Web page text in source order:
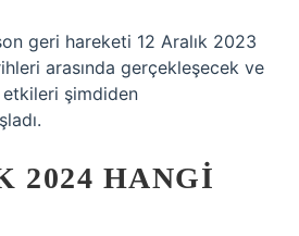
geri hareketi 12 Aralık 2023
​​arasında gerçekleşecek ve
şimdiden
2024 HANGI